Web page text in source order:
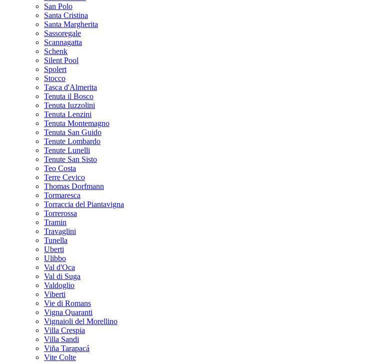
San Polo
Santa Cristina
Santa Margherita
Sassoregale
Scannagatta
Schenk
Silent Pool
Spolert
Stocco
Tasca d'Almerita
Tenuta il Bosco
Tenuta Iuzzolini
Tenuta Lenzini
Tenuta Montemagno
Tenuta San Guido
Tenute Lombardo
Tenute Lunelli
Tenute San Sisto
Teo Costa
Terre Cevico
Thomas Dorfmann
Tormaresca
Torraccia del Piantavigna
Torrerossa
Tramin
Travaglini
Tunella
Uberti
Ulibbo
Val d'Oca
Val di Suga
Valdoglio
Viberti
Vie di Romans
Vigna Quaranti
Vignaioli del Morellino
Villa Crespia
Villa Sandi
Viña Tarapacá
Vite Colte